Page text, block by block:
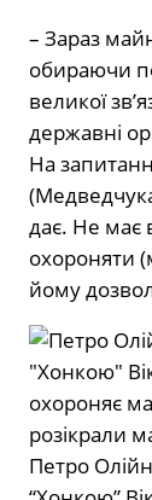
– Зараз
обираючи
великої
державні
На
дає. Не має
охороняти
йому
Петро